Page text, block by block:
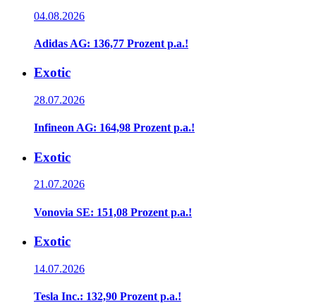
04.08.2026
Adidas AG: 136,77 Prozent p.a.!
Exotic
28.07.2026
Infineon AG: 164,98 Prozent p.a.!
Exotic
21.07.2026
Vonovia SE: 151,08 Prozent p.a.!
Exotic
14.07.2026
Tesla Inc.: 132,90 Prozent p.a.!